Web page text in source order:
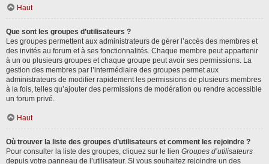
Haut
Que sont les groupes d’utilisateurs ?
Les groupes permettent aux administrateurs de gérer l’accès des membres et
des invités au forum et à ses fonctionnalités. Chaque membre peut appartenir
à un ou plusieurs groupes et chaque groupe peut avoir ses permissions. La
gestion des membres par l’intermédiaire des groupes permet aux
administrateurs de modifier rapidement les permissions de plusieurs membres
à la fois, telles qu’ajouter des permissions de modération ou rendre accessible
un forum privé.
Haut
Où trouver la liste des groupes d’utilisateurs et comment les rejoindre ?
Pour consulter la liste des groupes, cliquez sur le lien Groupes d’utilisateurs
depuis votre panneau de l’utilisateur. Si vous souhaitez rejoindre un des